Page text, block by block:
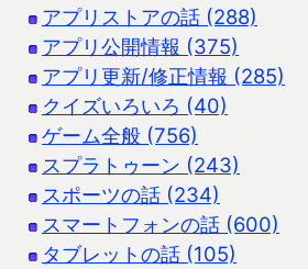
アプリストアの話 (288)
アプリ公開情報 (375)
アプリ更新/修正情報 (285)
クイズいろいろ (40)
ゲーム全般 (756)
スプラトゥーン (243)
スポーツの話 (234)
スマートフォンの話 (600)
タブレットの話 (105)